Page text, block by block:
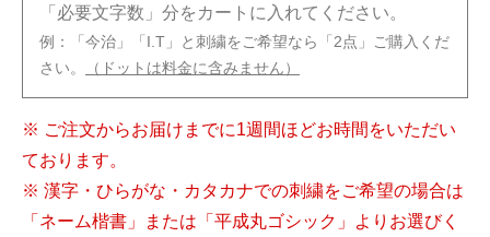
「必要文字数」分をカートに入れてください。
例：「今治」「I.T」と刺繍をご希望なら「2点」ご購入くだ
さい。
（ドットは料金に含みません）
※ ご注文からお届けまでに1週間ほどお時間をいただい
ております。
※ 漢字・ひらがな・カタカナでの刺繍をご希望の場合は
「ネーム楷書」または「平成丸ゴシック」よりお選びく